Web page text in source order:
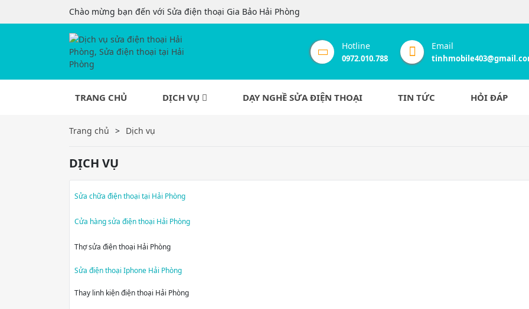
Chào mừng bạn đến với Sửa điện thoại Gia Bảo Hải Phòng
Hotline
0972.010.788
Email
TRANG CHỦ DỊCH VỤ DẠY NGHỀ SỬA ĐIỆN THOẠI TIN TỨC HỎI ĐÁP
Trang chủ Dịch vụ
DỊCH VỤ
Sửa chữa điện thoại tại Hải Phòng
Cửa hàng sửa điện thoại Hải Phòng
Thợ sửa điện thoại Hải Phòng
Sửa điện thoại Iphone Hải Phòng
Thay linh kiện điện thoại Hải Phòng